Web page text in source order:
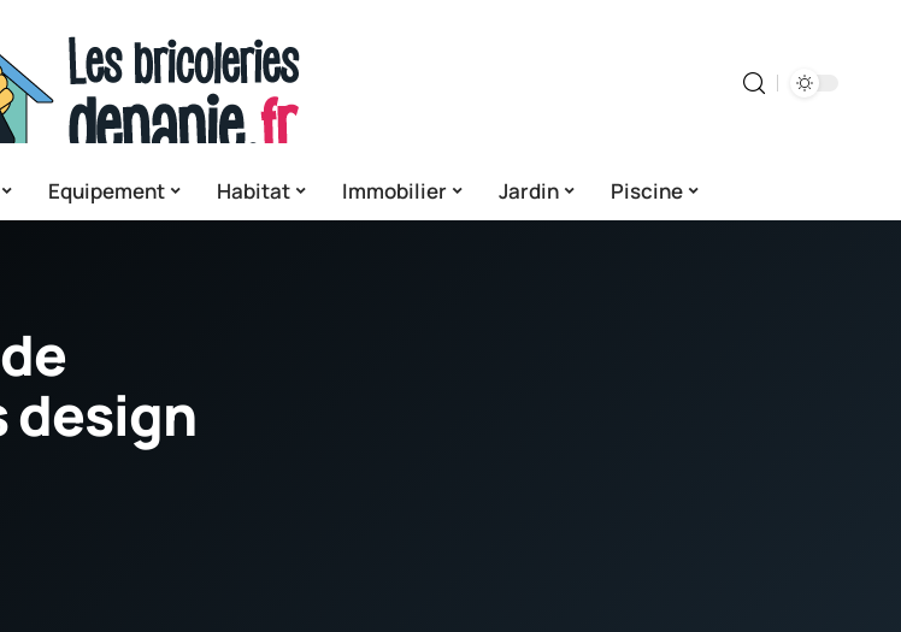
Equipement Habitat Immobilier Jardin Piscine
design